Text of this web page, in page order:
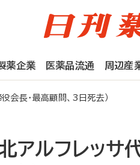
薬企業 医薬品流通 周辺産
会長・最高顧問、3日死去）
アルフレッサ